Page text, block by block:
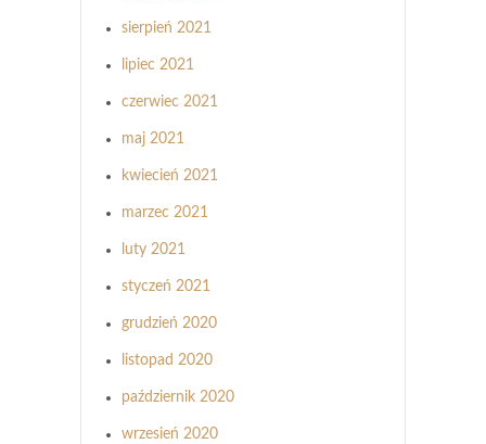
sierpień 2021
lipiec 2021
czerwiec 2021
maj 2021
kwiecień 2021
marzec 2021
luty 2021
styczeń 2021
grudzień 2020
listopad 2020
październik 2020
wrzesień 2020